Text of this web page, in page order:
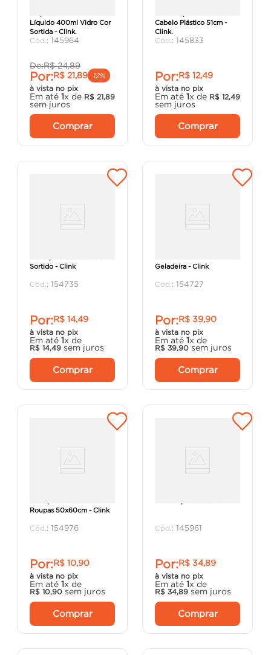
Líquido 400ml Vidro Cor
Sortida - Clink.
: 145964
De:R$ 24,89
Por:R$ 21,89
12%
à vista no pix
Em até 1x de R$ 21,89
sem juros
Comprar
Cabelo Plástico 51cm -
Clink.
: 145833
Por:R$ 12,49
à vista no pix
Em até 1x de R$ 12,49
sem juros
Comprar
Sortido - Clink
: 154735
Por:R$ 14,49
à vista no pix
Em até 1x de
R$ 14,49 sem juros
Comprar
Geladeira - Clink
: 154727
Por:R$ 39,90
à vista no pix
Em até 1x de
R$ 39,90 sem juros
Comprar
Roupas 50x60cm - Clink
: 154976
Por:R$ 10,90
à vista no pix
Em até 1x de
R$ 10,90 sem juros
Comprar
: 145961
Por:R$ 34,89
à vista no pix
Em até 1x de
R$ 34,89 sem juros
Comprar